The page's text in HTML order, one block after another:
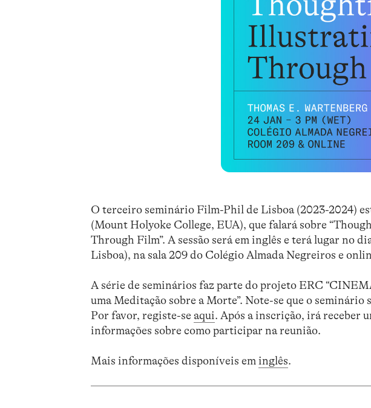
O terceiro seminário Film-Phil de Lisboa (2023-2024)
(Mount Holyoke College, EUA), que falará sobre
Through Film”. A sessão será em inglês e terá lugar no
Lisboa), na sala 209 do Colégio Almada Negreiros e
A série de seminários faz parte do projeto ERC
uma Meditação sobre a Morte”. Note-se que o
Por favor, registe-seaqui. Após a inscrição, irá receber
informações sobre como participar na reunião.
Mais informações disponíveis eminglês.